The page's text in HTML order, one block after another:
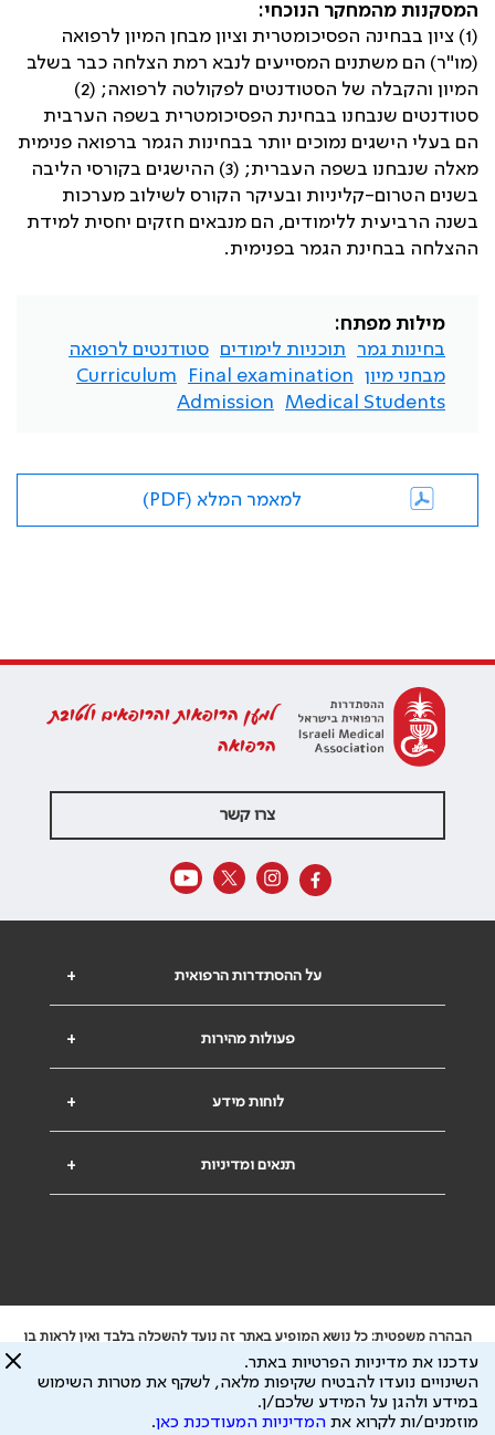
המסקנות מהמחקר הנוכחי:
(1) ציון בבחינה הפסיכומטרית וציון מבחן המיון לרפואה
(מו"ר) הם משתנים המסייעים לנבא רמת הצלחה כבר בשלב
המיון והקבלה של הסטודנטים לפקולטה לרפואה; (2)
סטודנטים שנבחנו בבחינת הפסיכומטרית בשפה הערבית
הם בעלי הישגים נמוכים יותר בבחינות הגמר ברפואה פנימית
מאלה שנבחנו בשפה העברית; (3) ההישגים בקורסי הליבה
בשנים הטרום-קליניות ובעיקר הקורס לשילוב מערכות
בשנה הרביעית ללימודים, הם מנבאים חזקים יחסית למידת
ההצלחה בבחינת הגמר בפנימית.
מילות מפתח:
בחינות גמר
תוכניות לימודים
סטודנטים לרפואה
מבחני מיון
Final examination
Curriculum
Medical Students
Admission
למאמר המלא (PDF)
למען הרופאות והרופאים ולטובת
הרפואה
צרו קשר
+ על ההסתדרות הרפואית
+ פעולות מהירות
+ לוחות מידע
+ תנאים ומדיניות
הבהרה משפטית: כל נושא המופיע באתר זה נועד להשכלה בלבד ואין לראות בו
ייעוץ רפואי או משפטי. אין הר"י אחראית לתוכן המתפרסם באתר זה ולכל נזק
שעלול להיגרם.
ידוע לי שהר"י אוספת ושומרת מידע אישי לצורך מתן השרות וכי חלק ממנו עשוי
להיות מועבר לצדדים שלישיים, הכל בכפוף למדיניות הפרטיות
עדכנו את מדיניות הפרטיות באתר.
השינויים נועדו להבטיח שקיפות מלאה, לשקף את מטרות השימוש
במידע ולהגן על המידע שלכם/ן.
מוזמנים/ות לקרוא את המדיניות המעודכנת כאן.